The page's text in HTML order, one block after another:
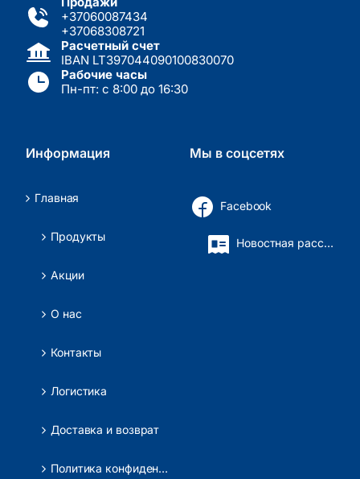
+37060087434
+37068308721
Расчетный счет
IBAN LT397044090100830070
Рабочие часы
Пн-пт: с 8:00 до 16:30
Информация
Главная
Продукты
Акции
О нас
Контакты
Логистика
Доставка и возврат
Политика конфиденциальности
Мы в соцсетях
Facebook
Новостная рассылка